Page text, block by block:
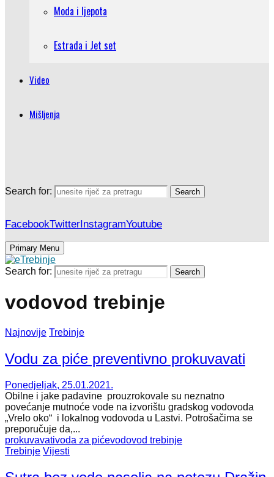
Moda i ljepota
Estrada i Jet set
Video
Mišljenja
Search for: Search
FacebookTwitterInstagramYoutube
Primary Menu
Search for: Search
vodovod trebinje
Najnovije Trebinje
Vodu za piće preventivno prokuvavati
Ponedjeljak, 25.01.2021.
Obilne i jake padavine prouzrokovale su neznatno
povećanje mutnoće vode na izvorištu gradskog vodovoda
„Vrelo oko“ i lokalnog vodovoda u Lastvi. Potrošačima se
preporučuje da,...
prokuvavativoda za pićevodovod trebinje
Trebinje Vijesti